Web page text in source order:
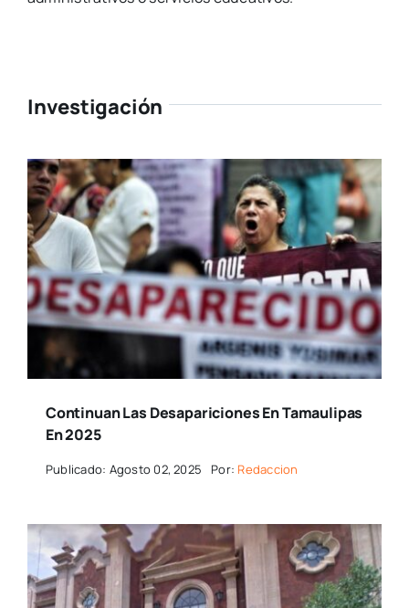
Investigación
Continuan Las Desapariciones En Tamaulipas
En 2025
Publicado: Agosto 02, 2025 Por: Redaccion